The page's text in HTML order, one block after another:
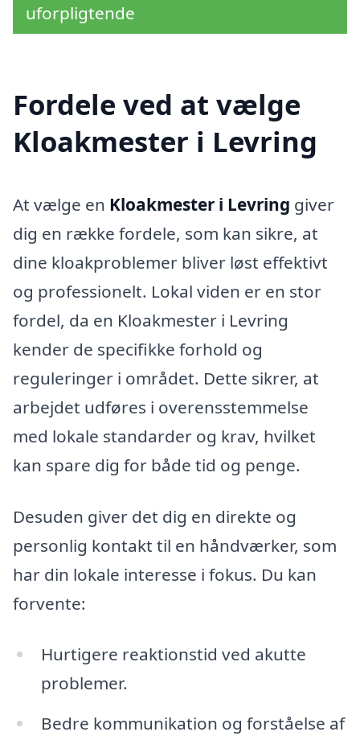
uforpligtende
Fordele ved at vælge
Kloakmester i Levring
At vælge en Kloakmester i Levring giver
dig en række fordele, som kan sikre, at
dine kloakproblemer bliver løst effektivt
og professionelt. Lokal viden er en stor
fordel, da en Kloakmester i Levring
kender de specifikke forhold og
reguleringer i området. Dette sikrer, at
arbejdet udføres i overensstemmelse
med lokale standarder og krav, hvilket
kan spare dig for både tid og penge.
Desuden giver det dig en direkte og
personlig kontakt til en håndværker, som
har din lokale interesse i fokus. Du kan
forvente:
Hurtigere reaktionstid ved akutte
problemer.
Bedre kommunikation og forståelse af